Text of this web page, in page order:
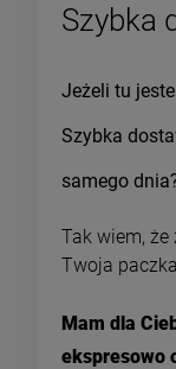
Szybka
Jeżeli tu
Szybka
samego
Tak wiem, że
Twoja
Mam dla
ekspresowo